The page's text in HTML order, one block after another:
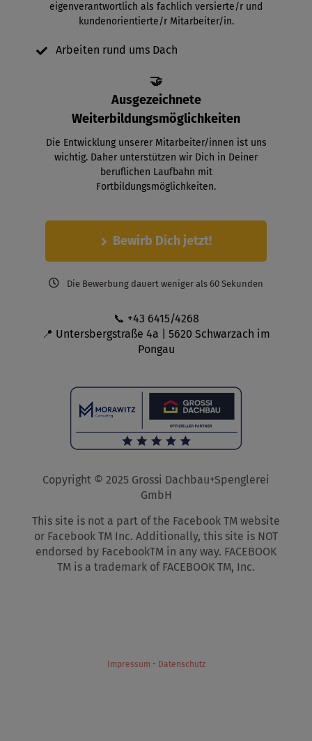
eigenverantwortlich als fachlich versierte/r und
kundenorientierte/r Mitarbeiter/in.
Arbeiten rund ums Dach
🤝
Ausgezeichnete
Weiterbildungsmöglichkeiten
Die Entwicklung unserer Mitarbeiter/innen ist uns
wichtig. Daher unterstützen wir Dich in Deiner
beruflichen Laufbahn mit
Fortbildungsmöglichkeiten.
Bewirb Dich jetzt!
Die Bewerbung dauert weniger als 60 Sekunden
📞 +43 6415/4268
📍 Untersbergstraße 4a | 5620 Schwarzach im
Pongau
Copyright © 2025 Grossi Dachbau+Spenglerei
GmbH
This site is not a part of the Facebook TM website
or Facebook TM Inc. Additionally, this site is NOT
endorsed by FacebookTM in any way. FACEBOOK
TM is a trademark of FACEBOOK TM, Inc.
Impressum - Datenschutz